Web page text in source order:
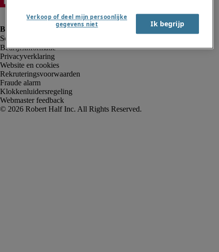
Bedrijfsinformatie
Privacyverklaring
Website en cookies
Rekruteringsvoorwaarden
Fraude alarm
Klokkenluidersregeling
Webmaster feedback
Verkoop of deel mijn persoonlijke
gegevens niet
Ik begrijp